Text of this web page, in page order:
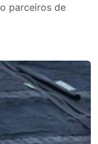
parceiros de